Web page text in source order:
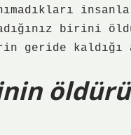
birini
geride kaldığı